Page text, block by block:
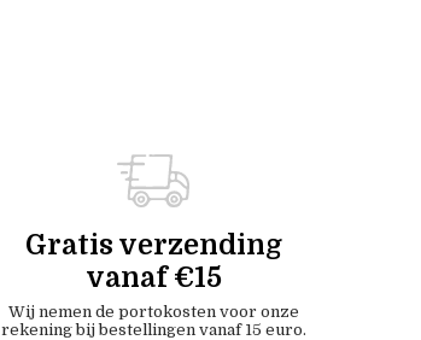
Gratis verzending
vanaf €15
Wij nemen de portokosten voor onze
rekening bij bestellingen vanaf 15 euro.